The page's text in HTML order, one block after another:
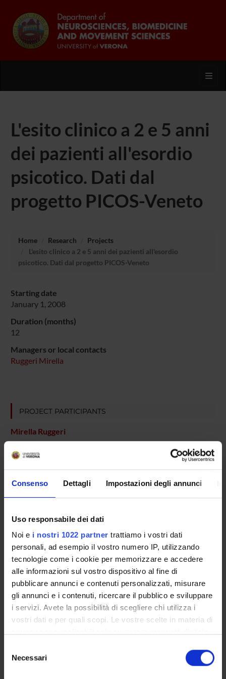
Consenso Dettagli Impostazioni degli annunci
Uso responsabile dei dati
Noi e i nostri 1022 partner trattiamo i vostri dati
personali, ad esempio il vostro numero IP, utilizzando
tecnologie come i cookie per memorizzare e accedere
alle informazioni sul vostro dispositivo al fine di
pubblicare annunci e contenuti personalizzati, misurare
gli annunci e i contenuti, ricercare il pubblico e sviluppare
i servizi. Avete la possibilità di scegliere chi utilizza i
vostri dati e per quali scopi. Le vostre scelte in materia di
modificare o revocare il proprio consenso in qualsiasi
momento dalla Dichiarazione sui cookie o facendo clic
delNecessari
L'esito clinico a 2 e 5 anni
dei pazienti all'esordio
psicotico. Dati dal
progetto PICOS-Veneto
Home Research
Projects
L'esito clinico a 2 e 5 anni dei pazienti all'esordio
psicotico. Dati dal progetto PICOS-Veneto
Starting date
January 1, 2008
Duration (months)
12
Managers or local contacts
Ruggeri Mirella
PROJECT PARTICIPANTS
Mirella Ruggeri
RESEARCH AREAS INVOLVED IN THE PROJECT
SECTIONS
Section of Psychiatry and Clinical Psychology
ACTIVITIES
RESEARCH GROUPS
SECTIONS